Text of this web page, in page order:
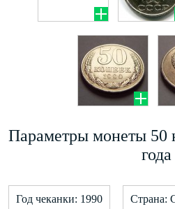
Параметры монеты 50
года
Год чеканки: 1990 Страна: